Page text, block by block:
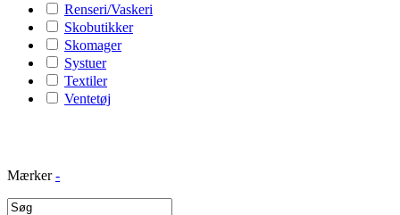
Renseri/Vaskeri
Skobutikker
Skomager
Systuer
Textiler
Ventetøj
Mærker -